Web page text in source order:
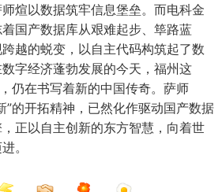
煊以数据筑牢信息堡垒。而电科金
国产数据库从艰难起步、筚路蓝
越的蜕变，以自主代码构筑起了数
字经济蓬勃发展的今天，福州这
仍在书写着新的中国传奇。萨师
”的开拓精神，已然化作驱动国产数据
正以自主创新的东方智慧，向着世
。